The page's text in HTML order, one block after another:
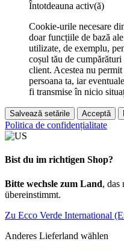
Întotdeauna activ(ă)
Cookie-urile necesare
doar funcțiile de bază
utilizate, de exemplu,
coșul tău de
client. Acestea nu
persoana ta, iar
fi transmise în nicio
Salvează setările Acceptă
Politica de confidențialitate
Bist du im richtigen Shop?
Bitte wechsle zum Land, das
übereinstimmt.
Zu Ecco Verde International
Anderes Lieferland wählen